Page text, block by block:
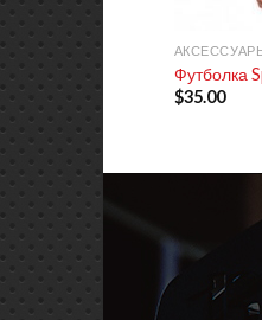
Футболка
$35.00